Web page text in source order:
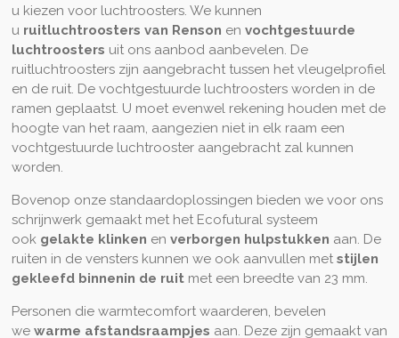
u kiezen voor luchtroosters. We kunnen
u ruitluchtroosters van Renson en vochtgestuurde
luchtroosters uit ons aanbod aanbevelen. De
ruitluchtroosters zijn aangebracht tussen het vleugelprofiel
en de ruit. De vochtgestuurde luchtroosters worden in de
ramen geplaatst. U moet evenwel rekening houden met de
hoogte van het raam, aangezien niet in elk raam een
vochtgestuurde luchtrooster aangebracht zal kunnen
worden.
Bovenop onze standaardoplossingen bieden we voor ons
schrijnwerk gemaakt met het Ecofutural systeem
ook gelakte klinken en verborgen hulpstukken aan. De
ruiten in de vensters kunnen we ook aanvullen met stijlen
gekleefd binnenin de ruit met een breedte van 23 mm.
Personen die warmtecomfort waarderen, bevelen
we warme afstandsraampjes aan. Deze zijn gemaakt van